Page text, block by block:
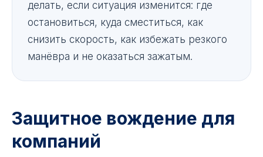
делать, если ситуация изменится: где
остановиться, куда сместиться, как
снизить скорость, как избежать резкого
манёвра и не оказаться зажатым.
Защитное вождение для
компаний